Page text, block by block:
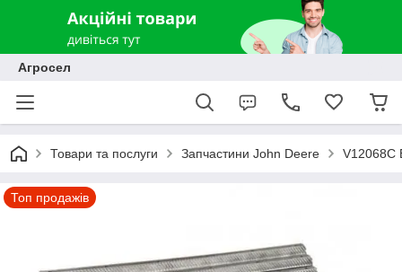
Агросел
Товари та послуги Запчастини John Deere V12068C
Топ продажів